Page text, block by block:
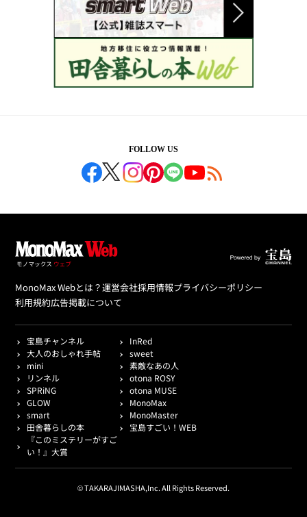
FOLLOW US
MonoMax Webとは？運営会社採用情報プライバシーポリシー
利用規約広告掲載について
宝島チャンネル
InRed
大人のおしゃれ手帖
sweet
mini
素敵なあの人
リンネル
otona ROSY
SPRiNG
otona MUSE
GLOW
MonoMax
smart
MonoMaster
田舎暮らしの本
宝島すごい！WEB
『このミステリーがすご
い！』大賞
© TAKARAJIMASHA,Inc. All Rights Reserved.